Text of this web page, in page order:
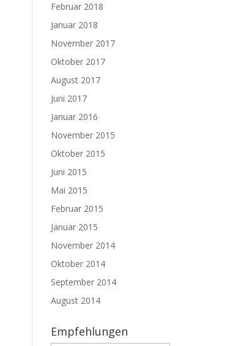
Februar 2018
Januar 2018
November 2017
Oktober 2017
August 2017
Juni 2017
Januar 2016
November 2015
Oktober 2015
Juni 2015
Mai 2015
Februar 2015
Januar 2015
November 2014
Oktober 2014
September 2014
August 2014
Empfehlungen